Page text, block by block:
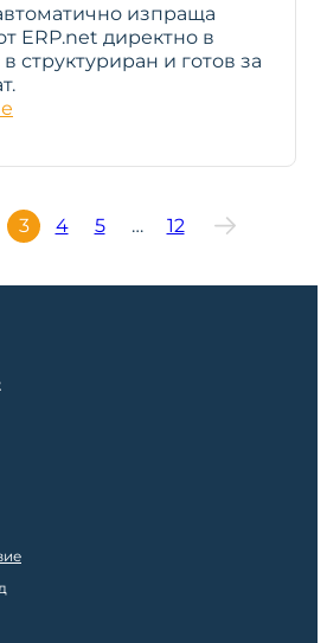
изпраща
ERP.net директно в
структуриран и готов за
3 4 5 … 12